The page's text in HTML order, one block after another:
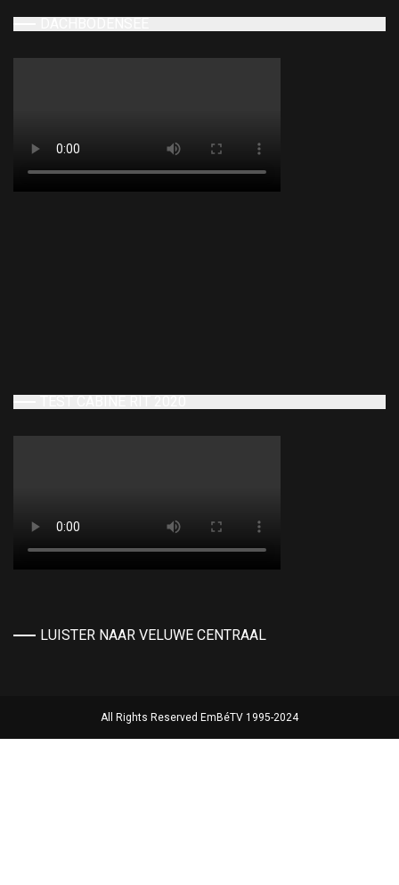
LUISTER NAAR VELUWE CENTRAAL
All Rights Reserved EmBéTV 1995-2024